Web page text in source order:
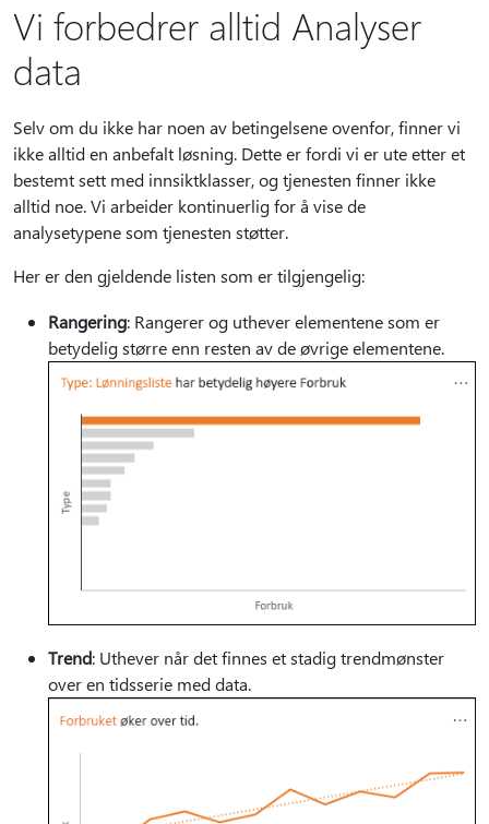
Vi forbedrer alltid Analyser
data
Selv om du ikke har noen av betingelsene ovenfor, finner vi
ikke alltid en anbefalt løsning. Dette er fordi vi er ute etter et
bestemt sett med innsiktklasser, og tjenesten finner ikke
alltid noe. Vi arbeider kontinuerlig for å vise de
analysetypene som tjenesten støtter.
Her er den gjeldende listen som er tilgjengelig:
Rangering: Rangerer og uthever elementene som er
betydelig større enn resten av de øvrige elementene.
Trend: Uthever når det finnes et stadig trendmønster
over en tidsserie med data.